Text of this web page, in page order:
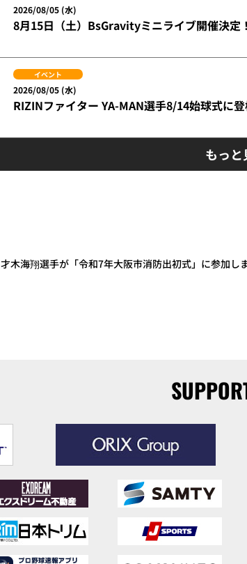
2026/08/05 (水)
8月15日（土）BsGravityミニライブ開催決定！
イベント
2026/08/05 (水)
RIZINファイター YA-MAN選手8/14始球式に登
もっと
才木海翔選手が「令和7年大阪市消防出初式」に参加し